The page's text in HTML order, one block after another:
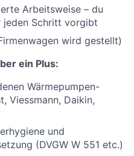
Arbeitsweise – du
jeden Schritt vorgibt
wird gestellt)
ein Plus:
Wärmepumpen-
Viessmann, Daikin,
und
(DVGW W 551 etc.)